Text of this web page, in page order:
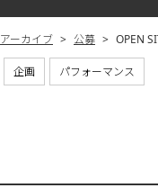
アーカイブ > 公募 > OPEN
企画 パフォーマンス